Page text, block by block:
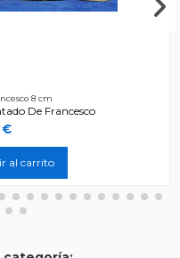
8 cm
De Francesco
€
al carrito